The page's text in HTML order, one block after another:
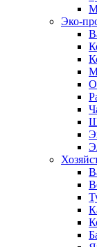
Эко-